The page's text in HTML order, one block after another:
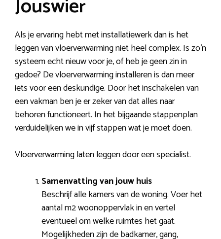
Jouswier
Als je ervaring hebt met installatiewerk dan is het
leggen van vloerverwarming niet heel complex. Is zo’n
systeem echt nieuw voor je, of heb je geen zin in
gedoe? De vloerverwarming installeren is dan meer
iets voor een deskundige. Door het inschakelen van
een vakman ben je er zeker van dat alles naar
behoren functioneert. In het bijgaande stappenplan
verduidelijken we in vijf stappen wat je moet doen.
Vloerverwarming laten leggen door een specialist.
Samenvatting van jouw huis
Beschrijf alle kamers van de woning. Voer het
aantal m2 woonoppervlak in en vertel
eventueel om welke ruimtes het gaat.
Mogelijkheden zijn de badkamer, gang,